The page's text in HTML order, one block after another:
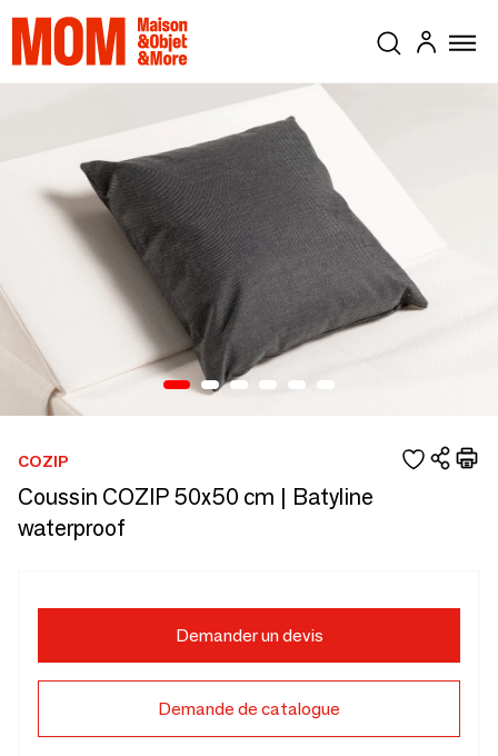
COZIP
Coussin COZIP 50x50 cm | Batyline
waterproof
Demander un devis
Demande de catalogue